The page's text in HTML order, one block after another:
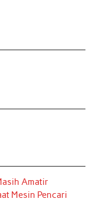
Amatir
Mesin Pencari